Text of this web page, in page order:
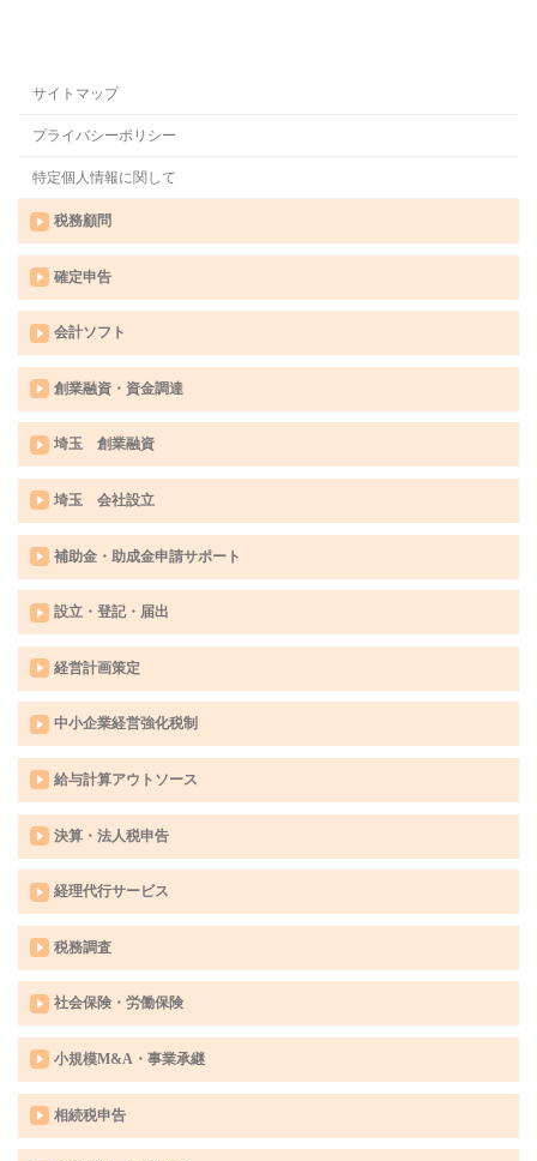
サイトマップ
プライバシーポリシー
特定個人情報に関して
税務顧問
確定申告
会計ソフト
創業融資・資金調達
埼玉 創業融資
埼玉 会社設立
補助金・助成金申請サポート
設立・登記・届出
経営計画策定
中小企業経営強化税制
給与計算アウトソース
決算・法人税申告
経理代行サービス
税務調査
社会保険・労働保険
小規模M&A・事業承継
相続税申告